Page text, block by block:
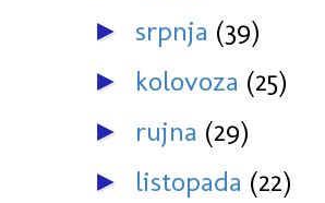
► srpnja (39)
► kolovoza (25)
► rujna (29)
► listopada (22)